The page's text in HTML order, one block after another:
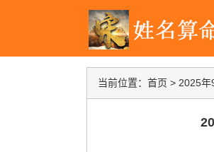
当前位置： 首页 > 2025年